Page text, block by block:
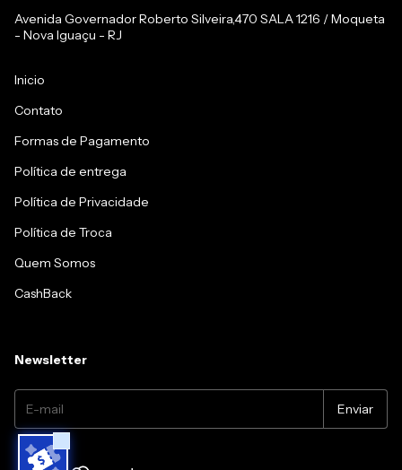
Avenida Governador Roberto Silveira,470 SALA 1216 / Moqueta
- Nova Iguaçu - RJ
Inicio
Contato
Formas de Pagamento
Política de entrega
Política de Privacidade
Política de Troca
Quem Somos
CashBack
Newsletter